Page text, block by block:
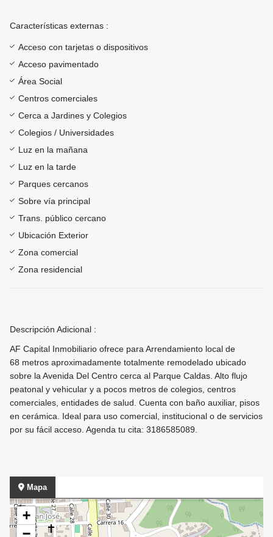
Características externas :
Acceso con tarjetas o dispositivos
Acceso pavimentado
Área Social
Centros comerciales
Cerca a Jardines y Colegios
Colegios / Universidades
Luz en la mañana
Luz en la tarde
Parques cercanos
Sobre vía principal
Trans. público cercano
Ubicación Exterior
Zona comercial
Zona residencial
Descripción Adicional :
AF Capital Inmobiliario ofrece para Arrendamiento local de
68 metros aproximadamente totalmente remodelado ubicado
sobre la Avenida Del Centro cerca al Parque Caldas. Alto flujo
peatonal y vehicular y a pocos metros de colegios, centros
comerciales, entidades de salud. Cuenta con baño auxiliar, pisos
en cerámica. Ideal para uso comercial, institucional o de servicios
por su fácil acceso. Agenda tu cita: 3186585089.
Mapa
+
−